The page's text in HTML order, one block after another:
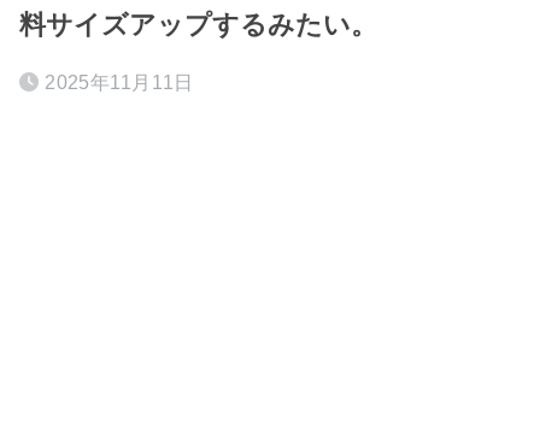
料サイズアップするみたい。
2025年11月11日